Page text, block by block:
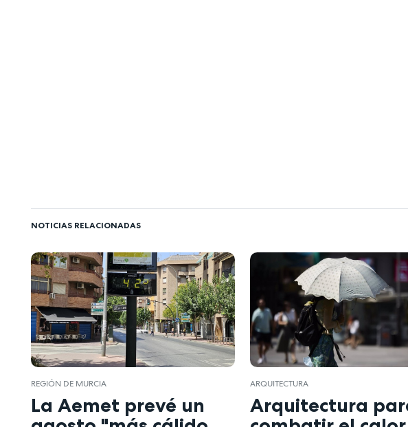
NOTICIAS RELACIONADAS
REGIÓN DE MURCIA
La Aemet prevé un
ARQUITECTURA
Arquitectura